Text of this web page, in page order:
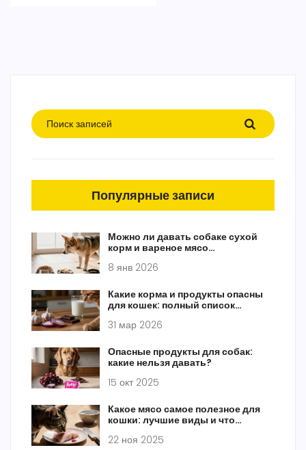
Популярные записи
Можно ли давать собаке сухой
корм и вареное мясо
8 янв 2026
Какие корма и продукты опасны
для кошек: полный список
31 мар 2026
Опасные продукты для собак:
какие нельзя давать?
15 окт 2025
Какое мясо самое полезное для
кошки: лучшие виды и что
22 ноя 2025